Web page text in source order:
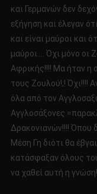
και Γερμανών δεν
εξήγηση και έλεγαν
και είναι μαύροι και
μαύροι…. Όχι μόνο οι
Αφρικής!!!! Μα ήταν η
τους Ζουλού!;! Όχι!!!!
όλα από τον
Αγγλοσάξονες
Δρακονιανών!!!! Όπου
Μέση Γη διότι θα
κατάσφαξαν όλους
να χαθεί αυτή η